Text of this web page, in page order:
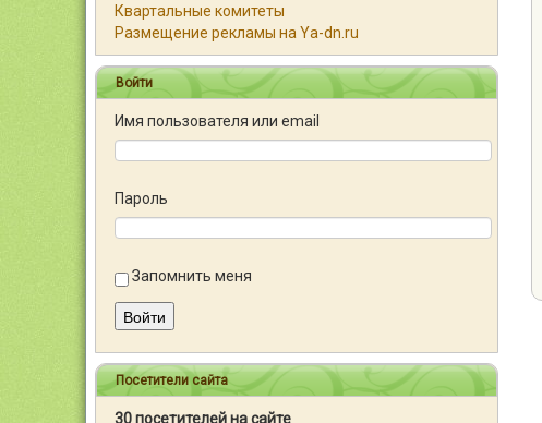
Квартальные комитеты
Размещение рекламы на Ya-dn.ru
Войти
Имя пользователя или email
Пароль
Запомнить меня
Войти
Посетители сайта
30 посетителей на сайте